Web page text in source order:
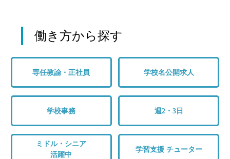
働き方から探す
専任教諭・正社員 学校名公開求人
学校事務 週2・3日
ミドル・シニア
活躍中
学習支援 チューター